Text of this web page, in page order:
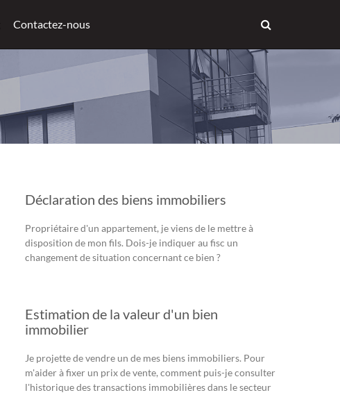
Contactez-nous
Déclaration des biens immobiliers
Propriétaire d'un appartement, je viens de le mettre à
disposition de mon fils. Dois-je indiquer au fisc un
changement de situation concernant ce bien ?
Estimation de la valeur d'un bien
immobilier
Je projette de vendre un de mes biens immobiliers. Pour
m'aider à fixer un prix de vente, comment puis-je consulter
l'historique des transactions immobilières dans le secteur